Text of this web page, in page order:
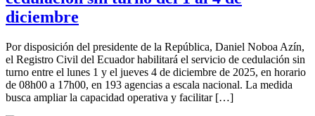
diciembre
Por disposición del presidente de la República, Daniel Noboa Azín,
el Registro Civil del Ecuador habilitará el servicio de cedulación sin
turno entre el lunes 1 y el jueves 4 de diciembre de 2025, en horario
de 08h00 a 17h00, en 193 agencias a escala nacional. La medida
busca ampliar la capacidad operativa y facilitar […]